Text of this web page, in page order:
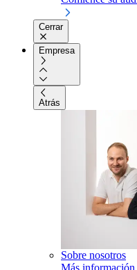
Cerrar
Empresa
Atrás
Sobre nosotros
Más información